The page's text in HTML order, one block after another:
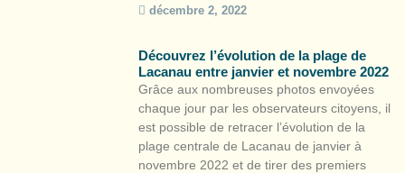
enseignements scientifiques.
repère idéal pour suivre l’évolution du trait
de côte.La particularité […]
décembre 2, 2022
Découvrez l’évolution de la plage de
Lacanau entre janvier et novembre 2022
Grâce aux nombreuses photos envoyées
chaque jour par les observateurs citoyens, il
est possible de retracer l’évolution de la
plage centrale de Lacanau de janvier à
novembre 2022 et de tirer des premiers